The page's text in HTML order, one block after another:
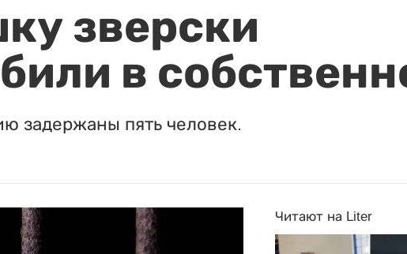
зверски
в
задержаны пять человек.
Читают на Liter